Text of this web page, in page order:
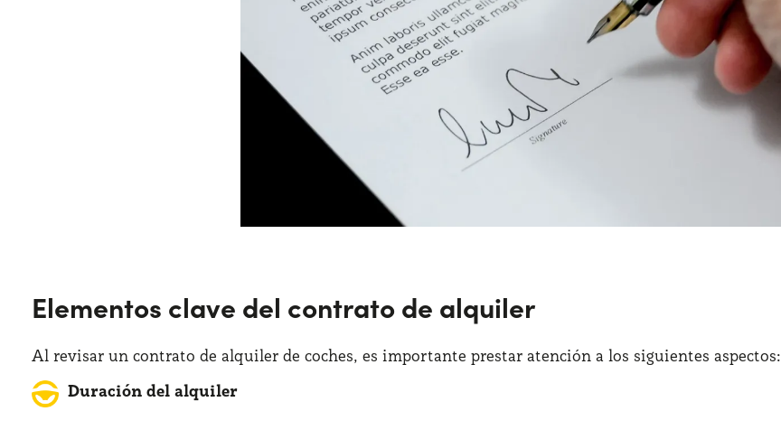
Elementos clave del contrato de alquiler
Al revisar un contrato de alquiler de coches, es importante prestar atención a los siguientes aspectos:
Duración del alquiler